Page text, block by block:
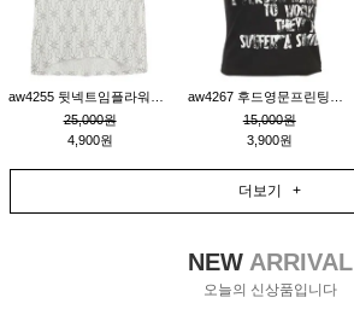
25,000원
4,900원
15,000원
3,900원
더보기 +
NEWARRIVAL
오늘의 신상품입니다